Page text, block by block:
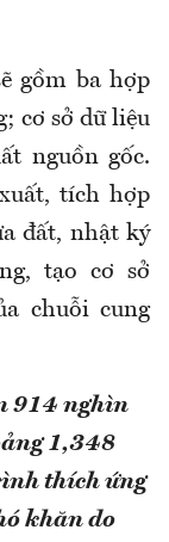
gồm ba hợp
cơ sở dữ liệu
nguồn gốc.
tích hợp
đất, nhật ký
tạo cơ sở
chuỗi cung
914 nghìn
1,348
thích ứng
khăn do